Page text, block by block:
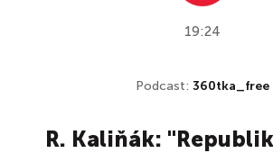
19:24
Podcast: 360tka_free
R. Kaliňák: